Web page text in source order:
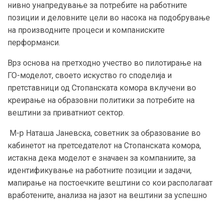
нивно унапредување за потребите на работните
позиции и деловните цели во насока на подобрување
на производните процеси и компаниските
перформанси.
Врз основа на претходно учество во пилотирање на
ГО-моделот, своето искуство го споделија и
претставници од Стопанската комора вклучени во
креирање на образовни политики за потребите на
вештини за приватниот сектор.
М-р Наташа Јаневска, советник за образование во
кабинетот на претседателот на Стопанската комора,
истакна дека моделот е значаен за компаниите, за
идентификување на работните позиции и задачи,
мапирање на постоечките вештини со кои располагаат
вработените, анализа на јазот на вештини за успешно